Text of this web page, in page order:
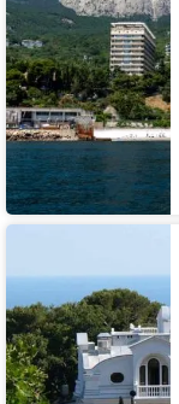
Гостевой
Ренессанс